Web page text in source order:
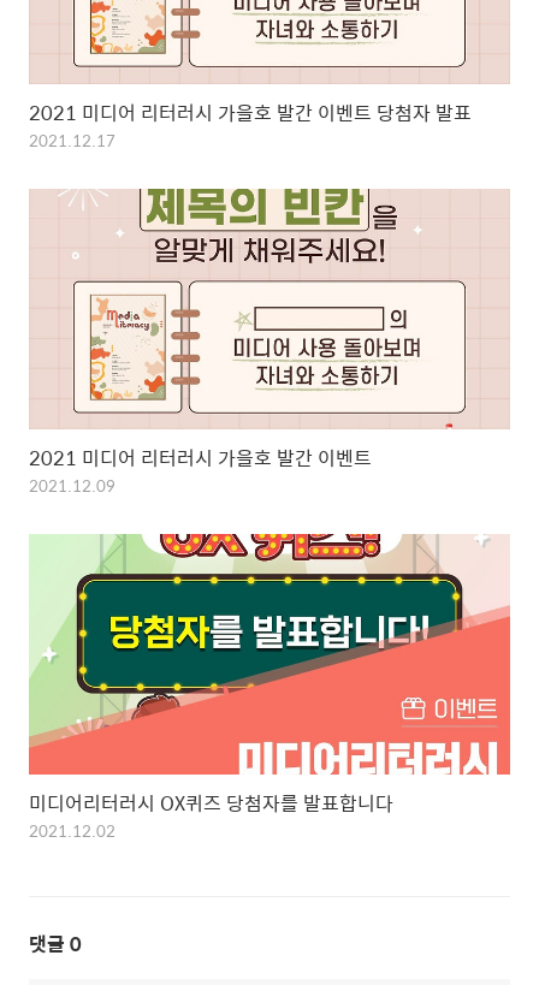
2021 미디어 리터러시 가을호 발간 이벤트 당첨자 발표
2021.12.17
2021 미디어 리터러시 가을호 발간 이벤트
2021.12.09
미디어리터러시 OX퀴즈 당첨자를 발표합니다
2021.12.02
댓글 0